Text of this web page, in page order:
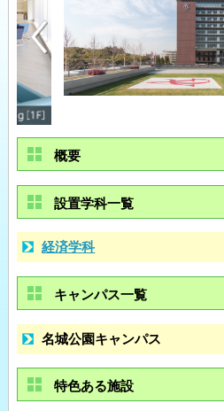
概要
設置学科一覧
経済学科
キャンパス一覧
名城公園キャンパス
特色ある施設